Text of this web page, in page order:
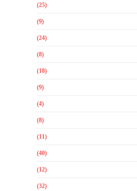
(25)
(9)
(24)
(8)
(18)
(9)
(4)
(8)
(11)
(40)
(12)
(32)